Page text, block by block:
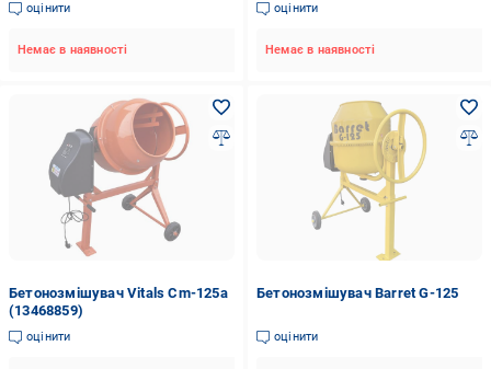
оцінити
Немає в наявності
оцінити
Немає в наявності
Бетонозмішувач Vitals Cm-125a
(13468859)
оцінити
Бетонозмішувач Barret G-125
оцінити